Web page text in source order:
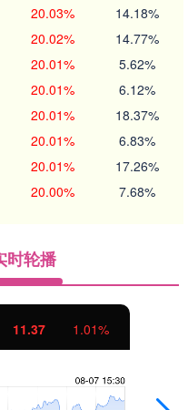
20.03% 14.18%
20.02% 14.77%
20.01% 5.62%
20.01% 6.12%
20.01% 18.37%
20.01% 6.83%
20.01% 17.26%
20.00% 7.68%
时轮播
11.37 1.01%